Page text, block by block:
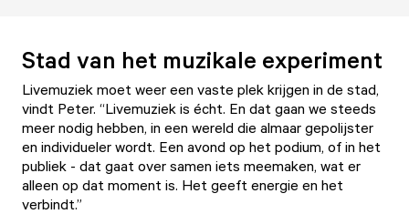
Stad van het muzikale experiment
Livemuziek moet weer een vaste plek krijgen in de stad,
vindt Peter. “Livemuziek is écht. En dat gaan we steeds
meer nodig hebben, in een wereld die almaar gepolijster
en individueler wordt. Een avond op het podium, of in het
publiek - dat gaat over samen iets meemaken, wat er
alleen op dat moment is. Het geeft energie en het
verbindt.”